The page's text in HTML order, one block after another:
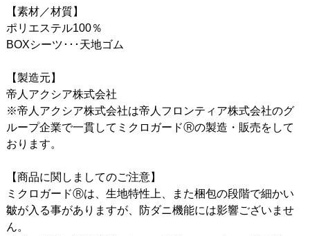
【素材／材質】
ポリエステル100％
BOXシーツ･･･天地ゴム
【製造元】
帝人アクシア株式会社
※帝人アクシア株式会社は帝人フロンティア株式会社のグ
ループ企業で一貫してミクロガードⓇの製造・販売をして
おります。
【商品に関しましてのご注意】
ミクロガードⓇは、生地特性上、また梱包の段階で細かい
皺が入る事がありますが、防ダニ機能には影響ございませ
ん。